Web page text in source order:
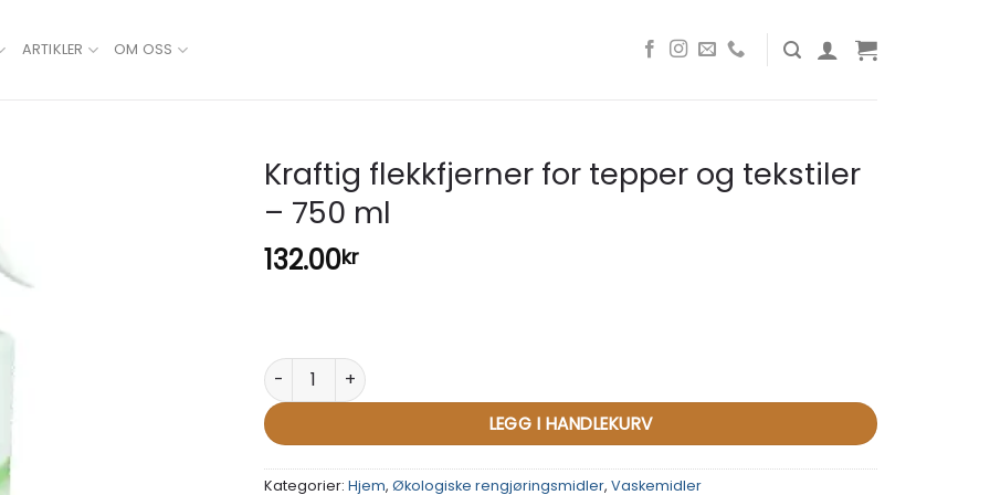
ARTIKLER OM OSS
Kraftig flekkfjerner for tepper og tekstiler
– 750 ml
132.00kr
Kraftig flekkfjerner for tepper og tekstiler – 750 ml antall
LEGG I HANDLEKURV
Kategorier: Hjem, Økologiske rengjøringsmidler, Vaskemidler